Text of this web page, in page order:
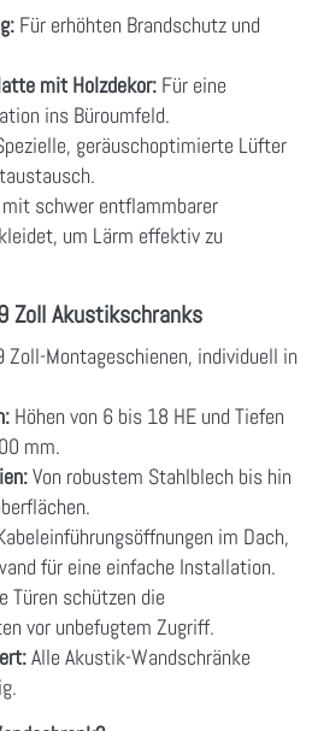
Für erhöhten Brandschutz und
mit Holzdekor: Für eine
ins Büroumfeld.
geräuschoptimierte Lüfter
mit schwer entflammbarer
um Lärm effektiv zu
Zoll Akustikschranks
Zoll-Montageschienen, individuell in
Höhen von 6 bis 18 HE und Tiefen
mm.
Von robustem Stahlblech bis hin
im Dach,
für eine einfache Installation.
Türen schützen die
vor unbefugtem Zugriff.
Alle Akustik-Wandschränke